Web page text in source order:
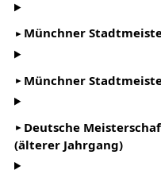
Münchner
Münchner
Deutsche
(älterer Jahrgang)